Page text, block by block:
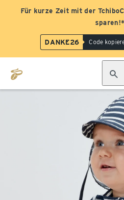
Für kurze Zeit mit der
sparen!*
DANKE26 Code